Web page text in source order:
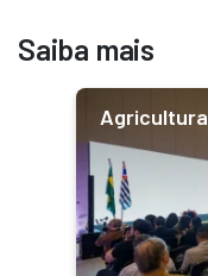
Saiba mais
Agricultura